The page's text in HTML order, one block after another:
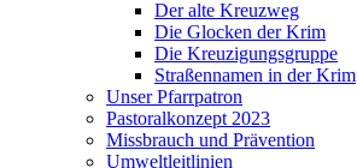
Der alte Kreuzweg
Die Glocken der Krim
Die Kreuzigungsgruppe
Straßennamen in der Krim
Unser Pfarrpatron
Pastoralkonzept 2023
Missbrauch und Prävention
Umweltleitlinien